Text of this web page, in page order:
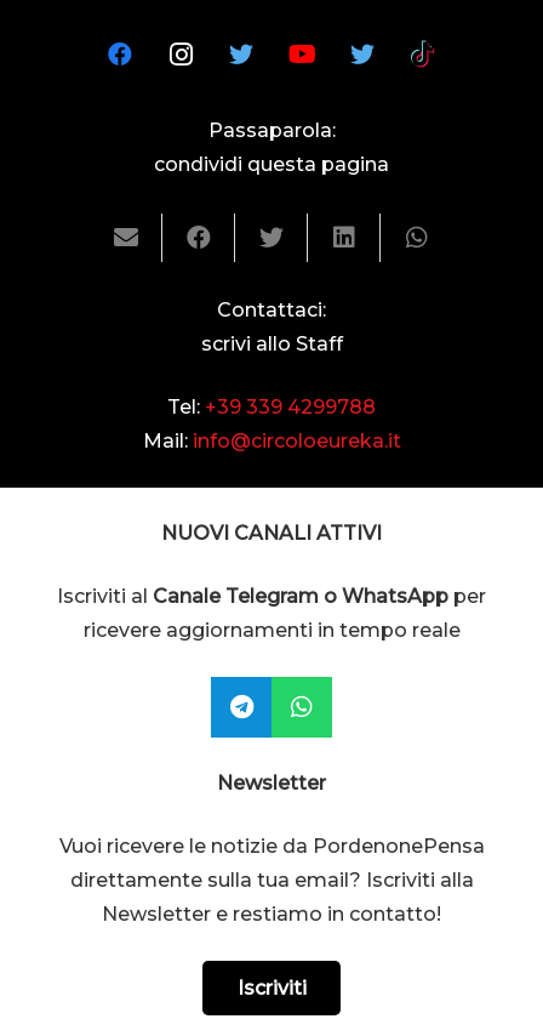
Passaparola:
condividi questa pagina
Contattaci:
scrivi allo Staff
Tel: +39 339 4299788
Mail: info@circoloeureka.it
NUOVI CANALI ATTIVI
Iscriviti al Canale Telegram o WhatsApp per
ricevere aggiornamenti in tempo reale
Newsletter
Vuoi ricevere le notizie da PordenonePensa
direttamente sulla tua email? Iscriviti alla
Newsletter e restiamo in contatto!
Iscriviti